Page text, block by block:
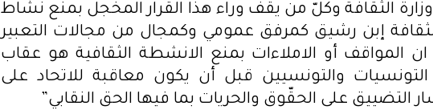
الثقافة وكلّ من يقف وراء هذا القرار المخجل بمنع نشاط
الثقافة إبن رشيق كمرفق عمومي وكمجال من مجالات التعبير
ان المواقف أو الاملاءات بمنع الانشطة الثقافية هو عقاب
والتونسيين قبل أن يكون معاقبة للاتحاد على
على الحقّوق والحريات بما فيها الحق النقابي”